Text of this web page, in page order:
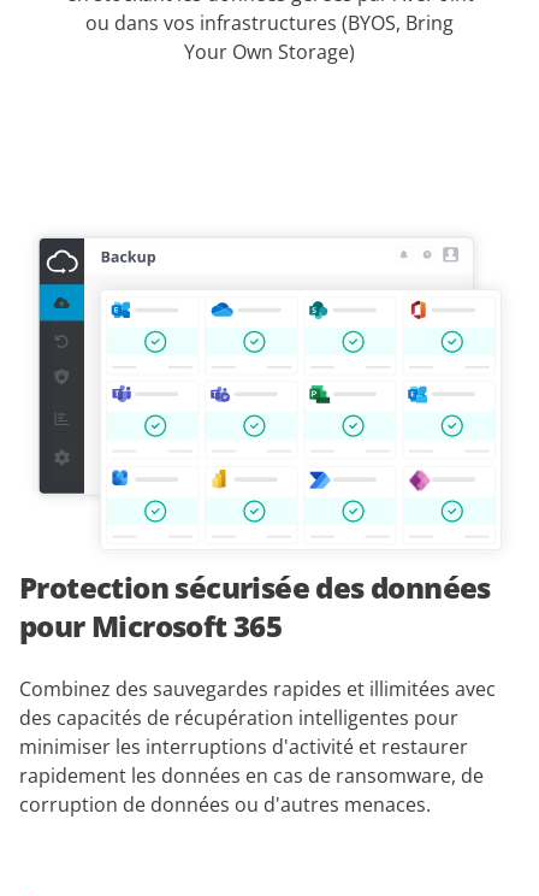
ou dans vos infrastructures (BYOS, Bring
Your Own Storage)
Protection sécurisée des données
pour Microsoft 365
Combinez des sauvegardes rapides et illimitées avec
des capacités de récupération intelligentes pour
minimiser les interruptions d'activité et restaurer
rapidement les données en cas de ransomware, de
corruption de données ou d'autres menaces.